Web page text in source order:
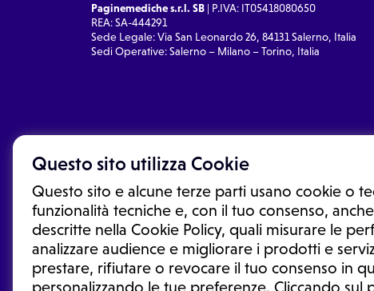
Questo sito utilizza Cookie
Questo sito e alcune terze parti usano cookie o
funzionalità tecniche e, con il tuo consenso,
descritte nella Cookie Policy, quali misurare le
analizzare audience e migliorare i prodotti e
prestare, rifiutare o revocare il tuo consenso in
personalizzando le tue preferenze. Cliccando sul
Paginemediche s.r.l. SB | P.IVA: IT05418080650
REA: SA-444291
Sede Legale: Via San Leonardo 26, 84131 Salerno, Italia
Sedi Operative: Salerno – Milano – Torino, Italia
Le informazioni proposte in questo sito non sono un
sostituiscono un consulto, una visita o una diagnosi